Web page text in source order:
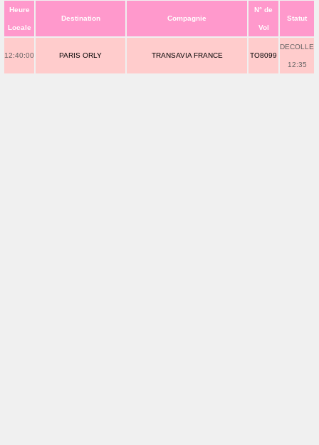
Heure
Locale
Destination Compagnie
N° de
Vol
Statut
12:40:00 PARIS ORLY TRANSAVIA FRANCE TO8099
DECOLLE
12:35